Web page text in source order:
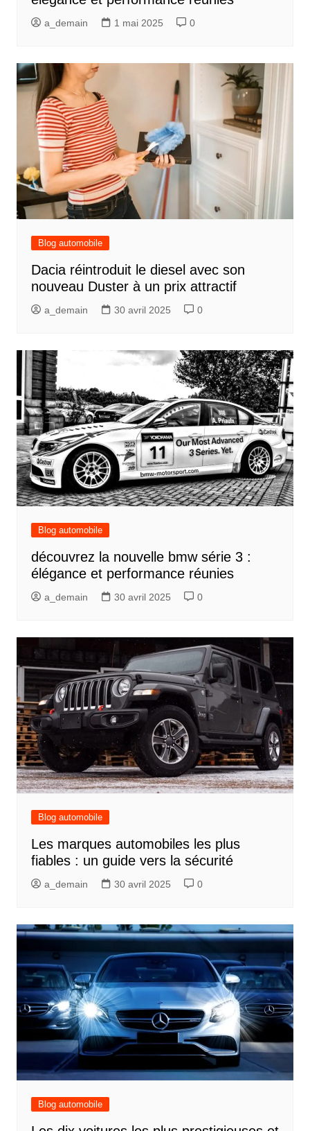
a_demain 1 mai 2025 0
Blog automobile
Dacia réintroduit le diesel avec son
nouveau Duster à un prix attractif
a_demain 30 avril 2025 0
Blog automobile
découvrez la nouvelle bmw série 3 :
élégance et performance réunies
a_demain 30 avril 2025 0
Blog automobile
Les marques automobiles les plus
fiables : un guide vers la sécurité
a_demain 30 avril 2025 0
Blog automobile